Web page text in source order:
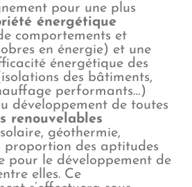
pour une plus
énergétique
comportements et
en énergie) et une
énergétique des
des bâtiments,
performants…)
développement de toutes
renouvelables
géothermie,
proportion des aptitudes
pour le développement de
elles. Ce